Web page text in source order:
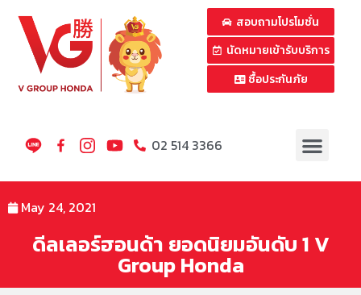
สอบถามโปรโมชั่น
นัดหมายเข้ารับบริการ
ซื้อประกันภัย
02 514 3366
May 24, 2021
ดีลเลอร์ฮอนด้า ยอดนิยมอันดับ 1 V
Group Honda